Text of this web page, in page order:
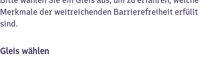
Merkmale der weitreichenden Barrierefreiheit erfüllt
sind.
Gleis wählen